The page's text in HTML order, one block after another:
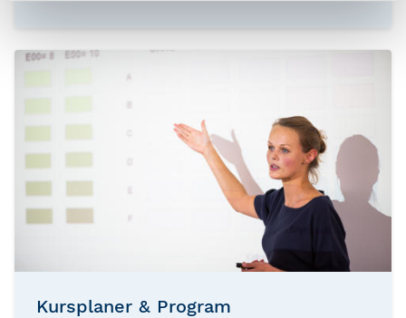
praktiskt sätt
Kursplaner & Program